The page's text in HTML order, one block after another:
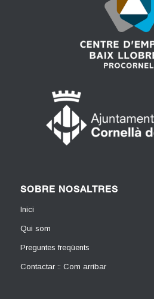
SOBRE NOSALTRES
Inici
Qui som
Preguntes freqüents
Contactar :: Com arribar